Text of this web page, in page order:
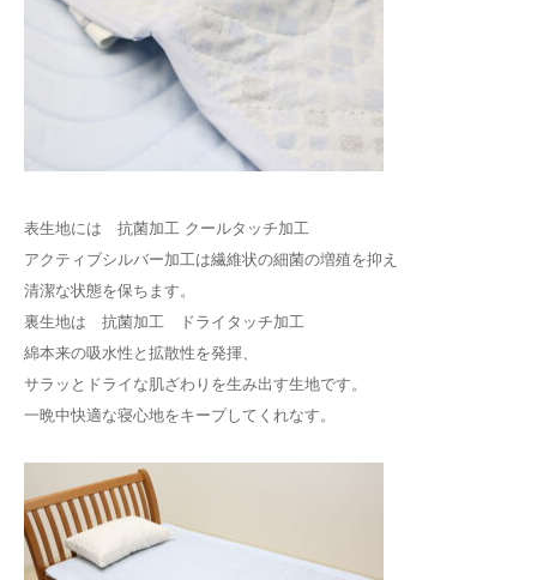
表生地には 抗菌加工 クールタッチ加工
アクティブシルバー加工は繊維状の細菌の増殖を抑え
清潔な状態を保ちます。
裏生地は 抗菌加工 ドライタッチ加工
綿本来の吸水性と拡散性を発揮、
サラッとドライな肌ざわりを生み出す生地です。
一晩中快適な寝心地をキープしてくれなす。